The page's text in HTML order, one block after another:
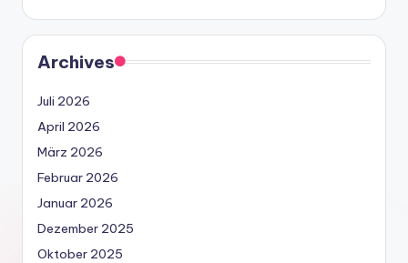
Archives
Juli 2026
April 2026
März 2026
Februar 2026
Januar 2026
Dezember 2025
Oktober 2025